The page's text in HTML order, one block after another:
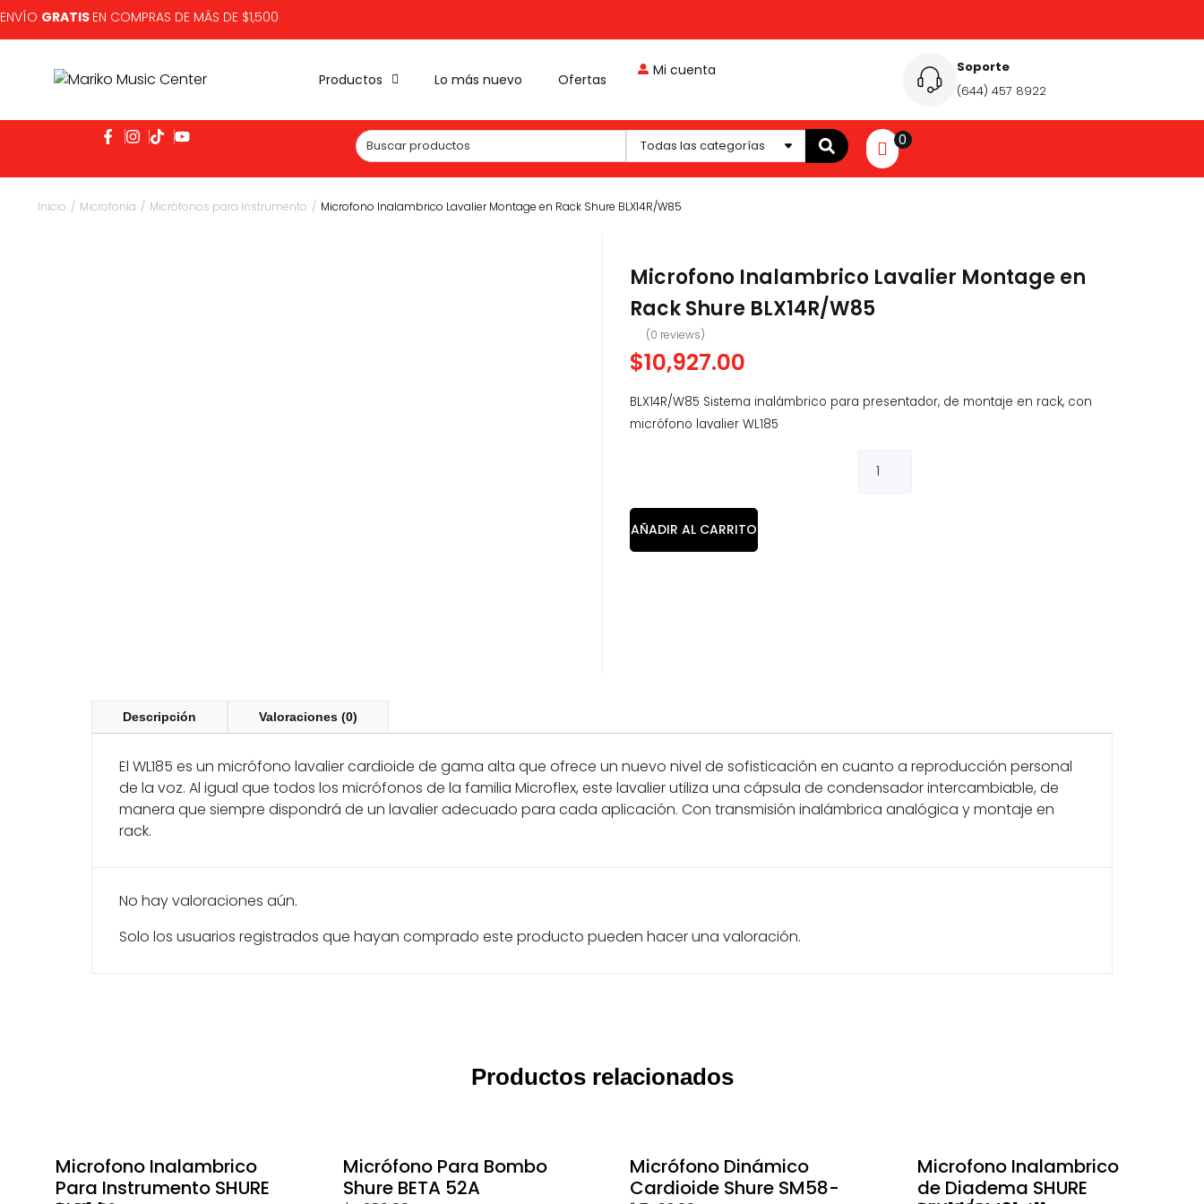
ENVÍO GRATIS EN COMPRAS DE MÁS DE $1,500
Productos Lo más nuevo Ofertas
Mi cuenta
Soporte
(644) 457 8922
Todas las categorías 0
Inicio / Microfonía / Micrófonos para Instrumento / Microfono Inalambrico Lavalier Montage en Rack Shure BLX14R/W85
Microfono Inalambrico Lavalier Montage en
Rack Shure BLX14R/W85
(0 reviews)
$10,927.00
BLX14R/W85 Sistema inalámbrico para presentador, de montaje en rack, con
micrófono lavalier WL185
AÑADIR AL CARRITO
Descripción Valoraciones (0)
El WL185 es un micrófono lavalier cardioide de gama alta que ofrece un nuevo nivel de sofisticación en cuanto a reproducción personal
de la voz. Al igual que todos los micrófonos de la familia Microflex, este lavalier utiliza una cápsula de condensador intercambiable, de
manera que siempre dispondrá de un lavalier adecuado para cada aplicación. Con transmisión inalámbrica analógica y montaje en
rack.
No hay valoraciones aún.
Solo los usuarios registrados que hayan comprado este producto pueden hacer una valoración.
Productos relacionados
Microfono Inalambrico
Para Instrumento SHURE
Micrófono Para Bombo
Shure BETA 52A
Micrófono Dinámico
Cardioide Shure SM58-
Microfono Inalambrico
de Diadema SHURE